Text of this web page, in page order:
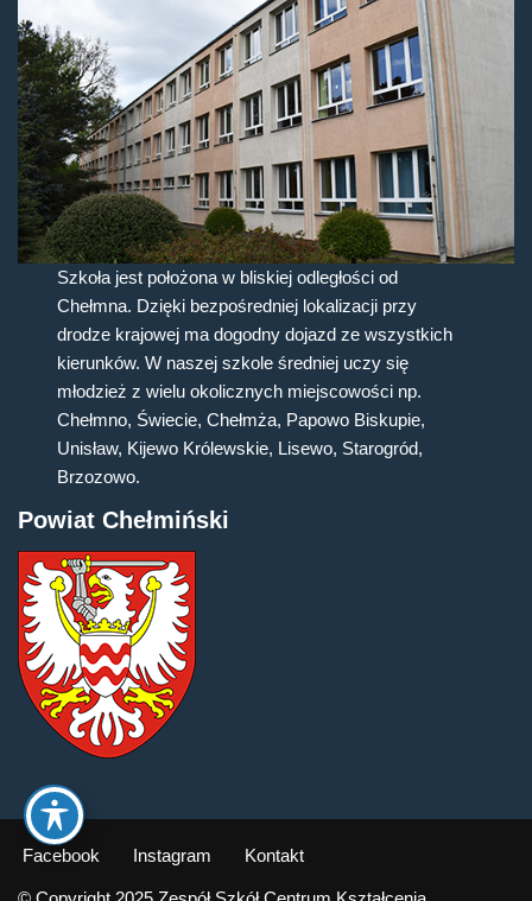
Szkoła jest położona w bliskiej odległości od
Chełmna. Dzięki bezpośredniej lokalizacji przy
drodze krajowej ma dogodny dojazd ze wszystkich
kierunków. W naszej szkole średniej uczy się
młodzież z wielu okolicznych miejscowości np.
Chełmno, Świecie, Chełmża, Papowo Biskupie,
Unisław, Kijewo Królewskie, Lisewo, Starogród,
Brzozowo.
Powiat Chełmiński
Facebook Instagram Kontakt